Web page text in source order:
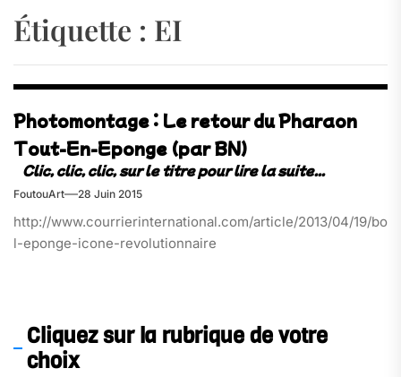
Étiquette : EI
Photomontage : Le retour du Pharaon
Tout-En-Eponge (par BN)
FoutouArt 28 Juin 2015
http://www.courrierinternational.com/article/2013/04/19/bob-
l-eponge-icone-revolutionnaire
Cliquez sur la rubrique de votre
choix